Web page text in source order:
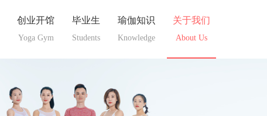
创业开馆
Yoga Gym
毕业生
Students
瑜伽知识
Knowledge
关于我们
About Us